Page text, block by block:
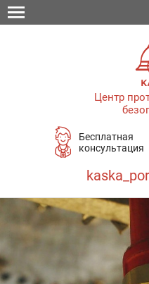
Центр
Бесплатная
консультация